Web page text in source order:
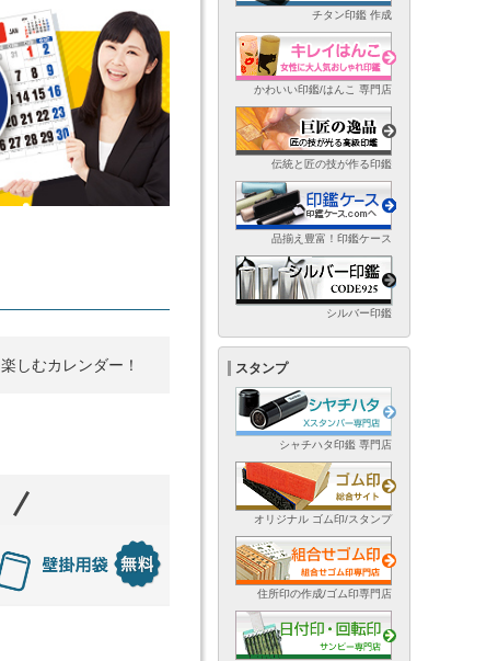
しむカレンダー！
チタン印鑑 作成
かわいい印鑑/はんこ 専門店
伝統と匠の技が作る印鑑
品揃え豊富！印鑑ケース
シルバー印鑑
スタンプ
シャチハタ印鑑 専門店
オリジナル ゴム印/スタンプ
住所印の作成/ゴム印専門店